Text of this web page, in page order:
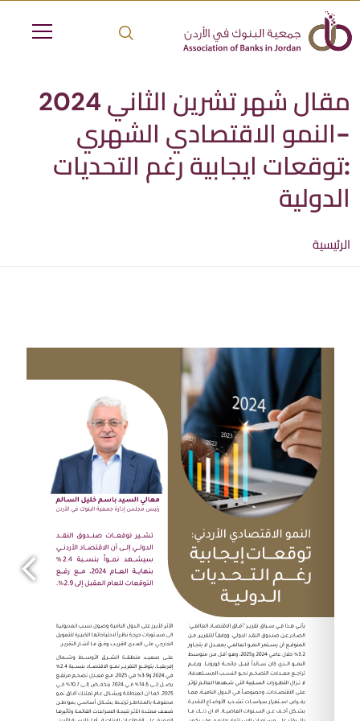
مقال شهر تشرين الثاني 2024
-النمو الاقتصادي الشهري
:توقعات ايجابية رغم التحديات
الدولية
الرئيسية